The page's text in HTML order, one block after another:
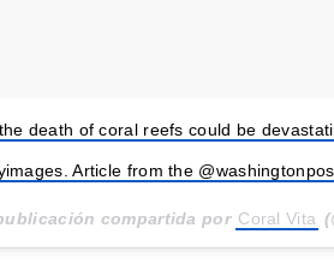
death of coral reefs could be
Article from the
compartida por Coral Vita